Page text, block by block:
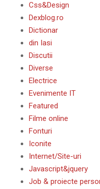
Css&Design
Dexblog.ro
Dictionar
din Iasi
Discutii
Diverse
Electrice
Evenimente IT
Featured
Filme online
Fonturi
Iconite
Internet/Site-uri
Javascript&jquery
Job & proiecte